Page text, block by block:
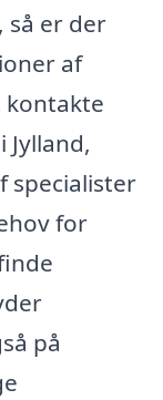
så er der
af
kontakte
specialister
for
på